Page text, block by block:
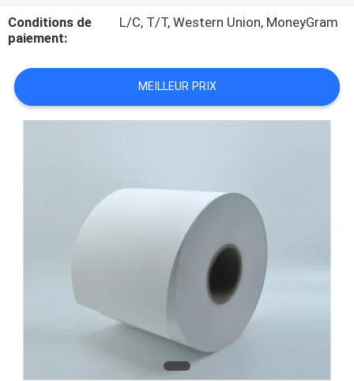
CONTRÔLE
QUALITÉ
NOUVELLES
CITATION
Conditions de
paiement:
L/C, T/T, Western Union, MoneyGram
MEILLEUR PRIX